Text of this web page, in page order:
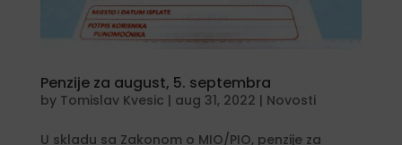
Penzije za august, 5. septembra
by Tomislav Kvesic | aug 31, 2022 | Novosti
U skladu sa Zakonom o MIO/PIO, penzije za